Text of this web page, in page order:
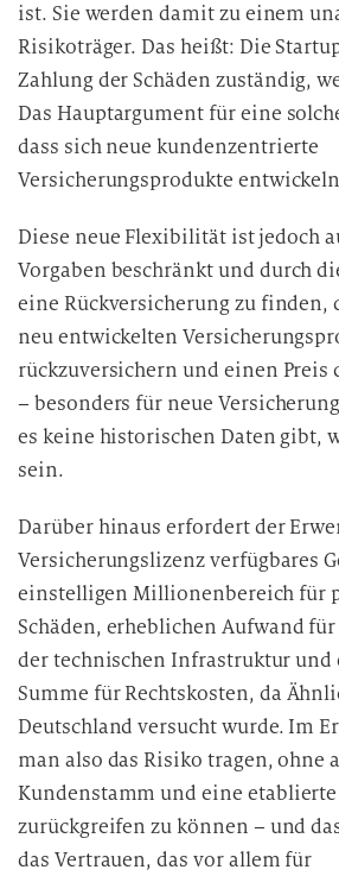
ist. Sie werden damit zu einem
Risikoträger. Das heißt: Die
Zahlung der Schäden zuständig,
Das Hauptargument für eine
dass sich neue kundenzentrierte
Versicherungsprodukte
Diese neue Flexibilität ist jedoch
Vorgaben beschränkt und durch
eine Rückversicherung zu finden,
neu entwickelten
rückzuversichern und einen Preis
– besonders für neue
es keine historischen Daten gibt,
sein.
Darüber hinaus erfordert der
Versicherungslizenz verfügbares
einstelligen Millionenbereich für
Schäden, erheblichen Aufwand
der technischen Infrastruktur und
Summe für Rechtskosten, da
Deutschland versucht wurde. Im
man also das Risiko tragen, ohne
Kundenstamm und eine
zurückgreifen zu können – und
das Vertrauen, das vor allem für